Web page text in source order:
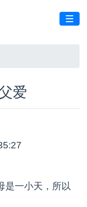
爱
一小天，所以